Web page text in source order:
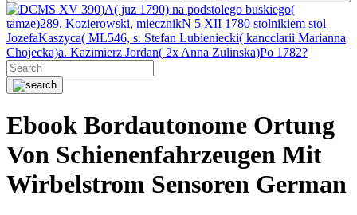
XV 390)A( juz 1790) na podstolego buskiego(
tamze)289. Kozierowski, miecznikN 5 XII 1780 stolnikiem stol
JozefaKaszyca( ML546, s. Stefan Lubieniecki( kancclarii Marianna
Chojecka)a. Kazimierz Jordan( 2x Anna Zulinska)Po 1782?
Ebook Bordautonome Ortung
Von Schienenfahrzeugen Mit
Wirbelstrom Sensoren German